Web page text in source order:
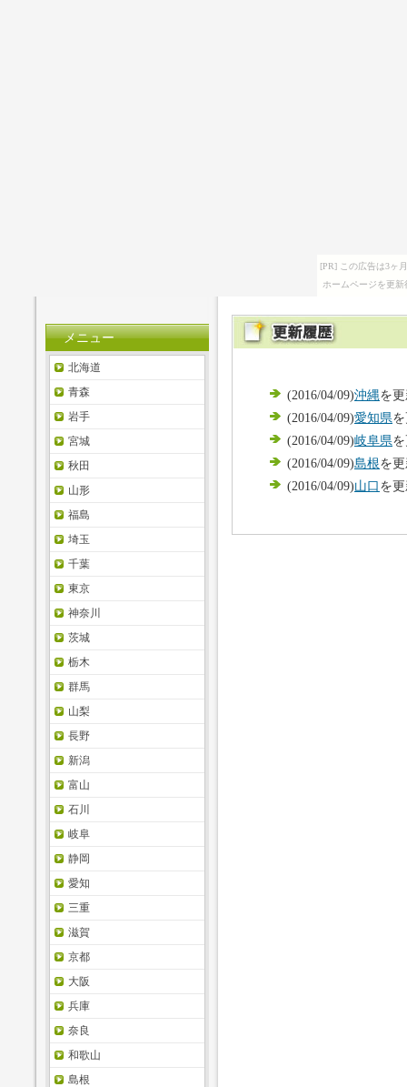
[PR] この広告は3ヶ
ホームページを更
(2016/04/09)沖縄を
(2016/04/09)愛知県
(2016/04/09)岐阜県
(2016/04/09)島根を
(2016/04/09)山口を
メニュー
北海道
青森
岩手
宮城
秋田
山形
福島
埼玉
千葉
東京
神奈川
茨城
栃木
群馬
山梨
長野
新潟
富山
石川
岐阜
静岡
愛知
三重
滋賀
京都
大阪
兵庫
奈良
和歌山
島根